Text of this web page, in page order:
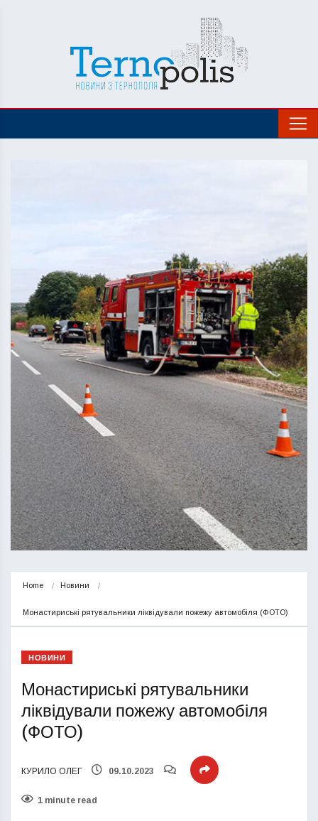
Home Новини
Монастириські рятувальники ліквідували пожежу автомобіля (ФОТО)
НОВИНИ
Монастириські рятувальники
ліквідували пожежу автомобіля
(ФОТО)
КУРИЛО ОЛЕГ 09.10.2023
1 minute read